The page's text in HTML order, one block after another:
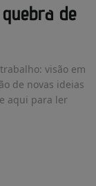
de
visão em
de novas ideias
aqui para ler